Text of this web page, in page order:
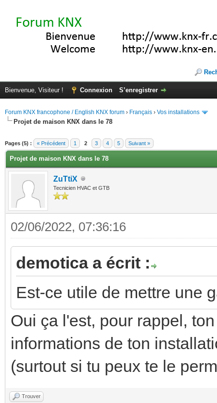
Bienvenue, Visiteur ! Connexion S’enregistrer
Forum KNX francophone / English KNX forum › Français › Vos installations
Projet de maison KNX dans le 78
Pages (5) : « Précédent 1 2 3 4 5 Suivant »
Projet de maison KNX dans le 78
ZuTtiX
Tecnicien HVAC et GTB
02/06/2022, 07:36:16
demotica a écrit :
Est-ce utile de mettre une
Oui ça l'est, pour rappel,
informations de ton
(surtout si tu peux te le
Trouver